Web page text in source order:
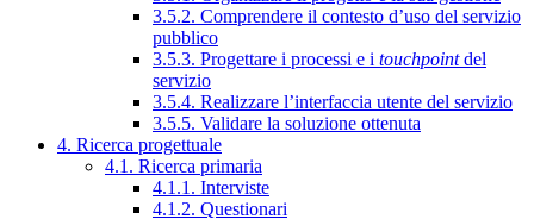
3.5.2. Comprendere il contesto d’uso del servizio
pubblico
3.5.3. Progettare i processi e i touchpointdel
servizio
3.5.4. Realizzare l’interfaccia utente del servizio
3.5.5. Validare la soluzione ottenuta
4. Ricerca progettuale
4.1. Ricerca primaria
4.1.1. Interviste
4.1.2. Questionari